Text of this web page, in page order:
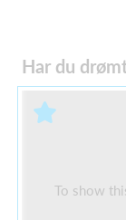
Har du
To show